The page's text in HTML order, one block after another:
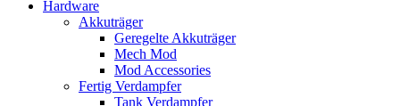
Hardware
Akkuträger
Geregelte Akkuträger
Mech Mod
Mod Accessories
Fertig Verdampfer
Tank Verdampfer